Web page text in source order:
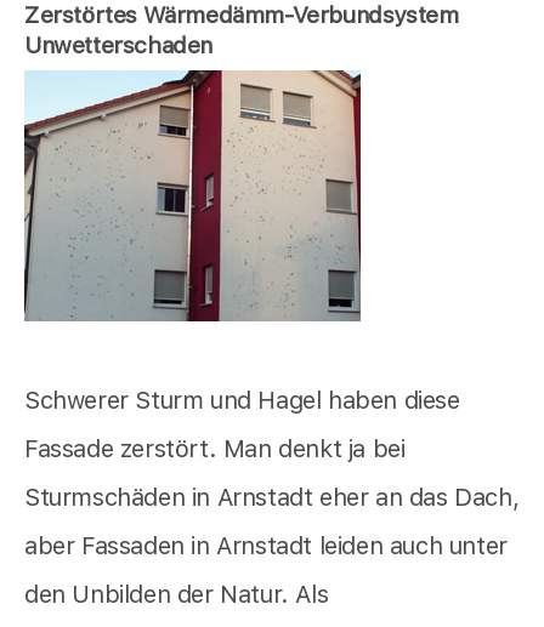
Zerstörtes Wärmedämm-Verbundsystem
Unwetterschaden
Schwerer Sturm und Hagel haben diese
Fassade zerstört. Man denkt ja bei
Sturmschäden in Arnstadt eher an das Dach,
aber Fassaden in Arnstadt leiden auch unter
den Unbilden der Natur. Als